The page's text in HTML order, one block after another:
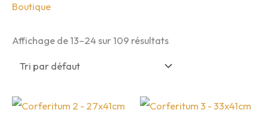
Boutique
Affichage de 13–24 sur 109 résultats